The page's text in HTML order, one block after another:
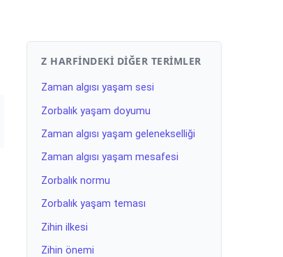
Z HARFINDEKI DIĞER TERIMLER
Zaman algısı yaşam sesi
Zorbalık yaşam doyumu
Zaman algısı yaşam gelenekselliği
Zaman algısı yaşam mesafesi
Zorbalık normu
Zorbalık yaşam teması
Zihin ilkesi
Zihin önemi